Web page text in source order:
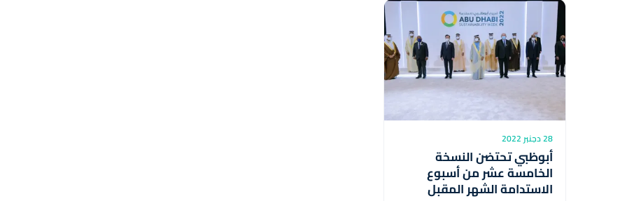
28 دجنبر 2022
أبوظبي تحتضن النسخة
الخامسة عشر من أسبوع
الاستدامة الشهر المقبل